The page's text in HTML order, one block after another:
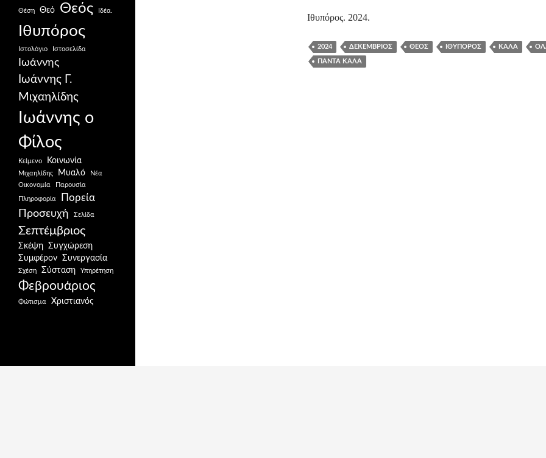
Ιθυπόρος. 2024.
2024 ΔΕΚΈΜΒΡΙΟΣ ΘΕΌΣ ΙΘΥΠΌΡΟΣ ΚΑΛΆ
ΠΆΝΤΑ ΚΑΛΆ
Θέση Θεό Θεός Ιδέα.
Ιθυπόρος
Ιστολόγιο Ιστοσελίδα
Ιωάννης
Ιωάννης Γ.
Μιχαηλίδης
Ιωάννης ο
Φίλος
Κείμενο Κοινωνία
Μιχαηλίδης Μυαλό
Νέα
Οικονομία
Παρουσία
Πληροφορία Πορεία
Προσευχή Σελίδα
Σεπτέμβριος
Σκέψη Συγχώρεση
Συμφέρον Συνεργασία
Σχέση Σύσταση Υπηρέτηση
Φεβρουάριος
Φώτισμα Χριστιανός